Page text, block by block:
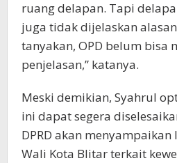
ruang delapan. Tapi
juga tidak dijelaskan
tanyakan, OPD belum bisa
penjelasan,” katanya.
Meski demikian, Syahrul
ini dapat segera
DPRD akan
Wali Kota Blitar terkait